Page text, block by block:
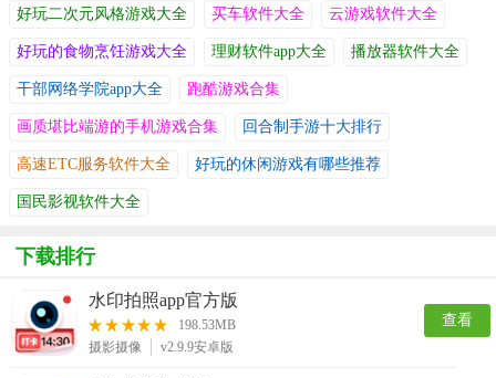
好玩二次元风格游戏大全 买车软件大全 云游戏软件大全
好玩的食物烹饪游戏大全 理财软件app大全 播放器软件大全
干部网络学院app大全 跑酷游戏合集
画质堪比端游的手机游戏合集 回合制手游十大排行
高速ETC服务软件大全 好玩的休闲游戏有哪些推荐
国民影视软件大全
下载排行
水印拍照app官方版
198.53MB
摄影摄像
v2.9.9安卓版
查看